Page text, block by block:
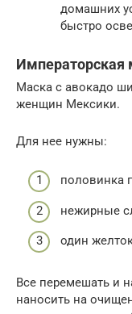
домашних
быстро
Императорская
Маска с авокадо
женщин Мексики.
Для нее нужны:
половинка
нежирные
один
Все перемешать и
наносить на